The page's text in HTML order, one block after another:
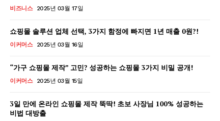
비즈니스 2025년 03월 17일
쇼핑몰 솔루션 업체 선택, 3가지 함정에 빠지면 1년 매출 0원?!
이커머스 2025년 03월 16일
“가구 쇼핑몰 제작” 고민? 성공하는 쇼핑몰 3가지 비밀 공개!
이커머스 2025년 03월 15일
3일 만에 온라인 쇼핑몰 제작 뚝딱! 초보 사장님 100% 성공하는
비법 대방출